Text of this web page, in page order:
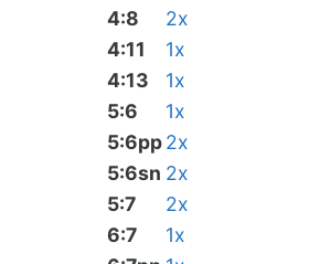
4:8
2x
4:11
1x
4:13
1x
5:6
1x
5:6pp2x
5:6sn 2x
5:7
2x
6:7
1x